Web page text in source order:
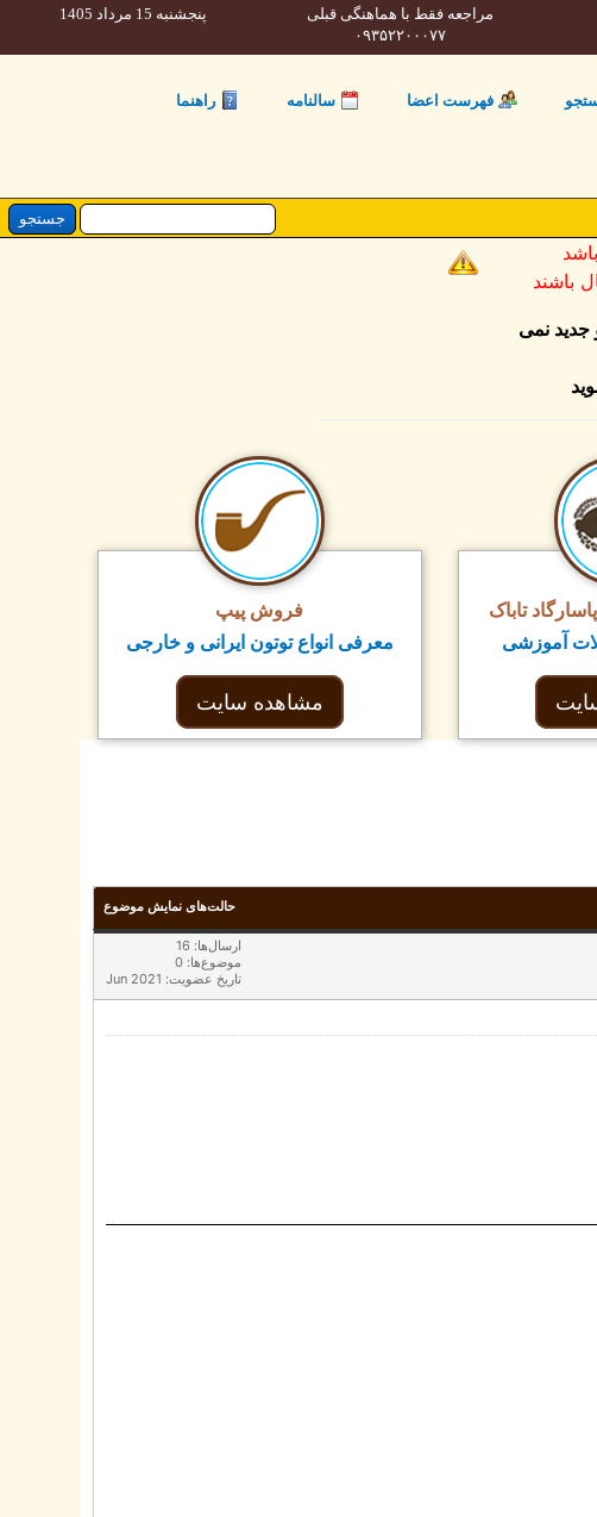
پنجشنبه 15 مرداد 1405
مراجعه فقط با هماهنگی قبلی
۰۹۳۵۲۲۰۰۰۷۷
فهرست اعضا سالنامه راهنما
نمی
تاباک
آموزشی
فروش پیپ
معرفی انواع توتون ایرانی و خارجی
مشاهده سایت
حالت‌های نمایش موضوع
ارسال‌ها: 16
موضوع‌ها: 0
تاریخ عضویت: Jun 2021